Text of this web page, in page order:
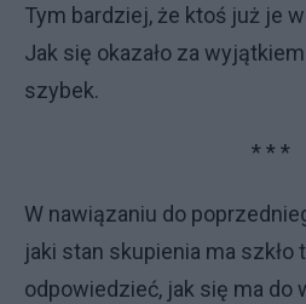
Tym bardziej, że ktoś już je
Jak się okazało za
szybek.
* * *
W nawiązaniu do
jaki stan skupienia ma szkło
odpowiedzieć, jak się ma do